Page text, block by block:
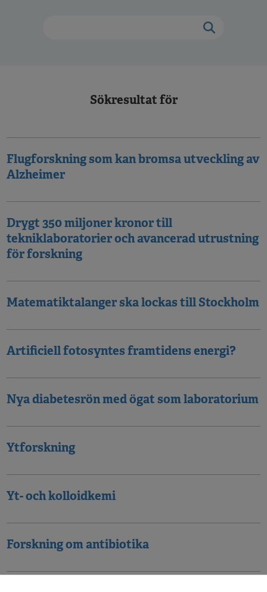
Sökresultat för
Flugforskning som kan bromsa utveckling av
Alzheimer
Drygt 350 miljoner kronor till
tekniklaboratorier och avancerad utrustning
för forskning
Matematiktalanger ska lockas till Stockholm
Artificiell fotosyntes framtidens energi?
Nya diabetesrön med ögat som laboratorium
Ytforskning
Yt- och kolloidkemi
Forskning om antibiotika